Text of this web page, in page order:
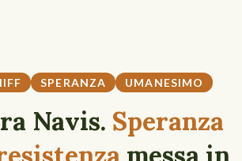
SPERANZA UMANESIMO
Navis. Speranza